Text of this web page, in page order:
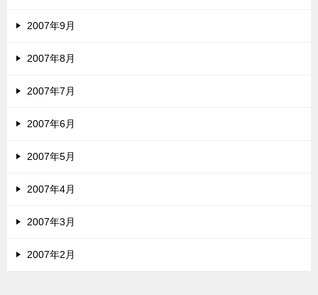
2007年9月
2007年8月
2007年7月
2007年6月
2007年5月
2007年4月
2007年3月
2007年2月